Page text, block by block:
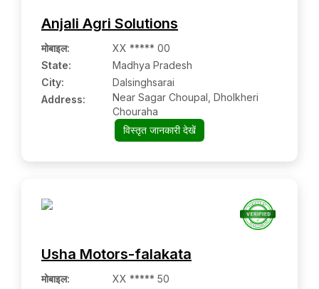
Anjali Agri Solutions
मोबाइल:
XX ***** 00
State:
Madhya Pradesh
City:
Dalsinghsarai
Address:
Near Sagar Choupal, Dholkheri
Chouraha
विस्तृत जानकारी देखें
Usha Motors-falakata
मोबाइल:
XX ***** 50